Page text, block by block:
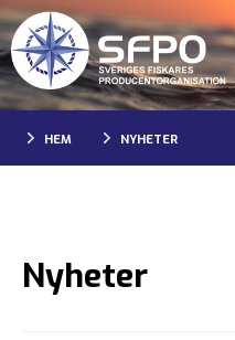
HEM NYHETER
Nyheter